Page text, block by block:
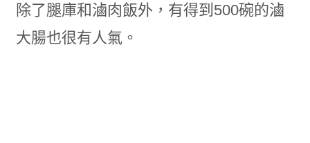
除了腿庫和滷肉飯外，有得到500碗的滷
大腸也很有人氣。